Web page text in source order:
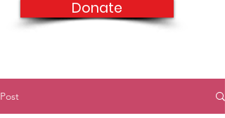
Donate
Post